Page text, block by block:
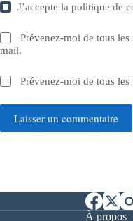
J’accepte lapolitique de
Prévenez-moi de tous
mail.
Prévenez-moi de tous
Laisser un commentaire
À propos